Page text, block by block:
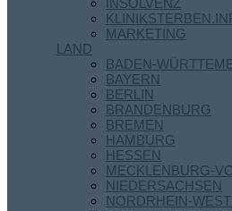
MARKETING
LAND
BADEN-
BAYERN
BERLIN
BRANDENBURG
BREMEN
HAMBURG
HESSEN
MECKLENBURG-
NIEDERSACHSEN
NORDRHEIN-